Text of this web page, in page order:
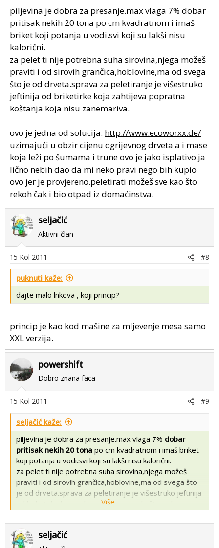
piljevina je dobra za presanje.max vlaga 7% dobar
pritisak nekih 20 tona po cm kvadratnom i imaš
briket koji potanja u vodi.svi koji su lakši nisu
kalorični.
za pelet ti nije potrebna suha sirovina,njega možeš
praviti i od sirovih grančica,hoblovine,ma od svega
što je od drveta.sprava za peletiranje je višestruko
jeftinija od briketirke koja zahtijeva popratna
koštanja koja nisu zanemariva.
ovo je jedna od solucija: http://www.ecoworxx.de/
uzimajući u obzir cijenu ogrijevnog drveta a i mase
koja leži po šumama i trune ovo je jako isplativo.ja
lično nebih dao da mi neko pravi nego bih kupio
ovo jer je provjereno.peletirati možeš sve kao što
rekoh čak i bio otpad iz domaćinstva.
seljačić
Aktivni član
15 Kol 2011 #8
puknuti kaže:
dajte malo lnkova , koji princip?
princip je kao kod mašine za mljevenje mesa samo
XXL verzija.
powershift
Dobro znana faca
15 Kol 2011 #9
seljačić kaže:
piljevina je dobra za presanje.max vlaga 7% dobar
pritisak nekih 20 tona po cm kvadratnom i imaš briket
koji potanja u vodi.svi koji su lakši nisu kalorični.
za pelet ti nije potrebna suha sirovina,njega možeš
praviti i od sirovih grančica,hoblovine,ma od svega što
je od drveta.sprava za peletiranje je višestruko jeftinija
od briketirke koja zahtijeva popratna koštanja koja nisu
Pritisak od 20t po cm2, da nije malo previse. To znaci
Više...
seljačić